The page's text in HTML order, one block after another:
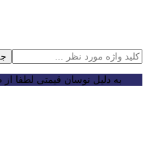
به دلیل نوسان قیمتی لطفا از